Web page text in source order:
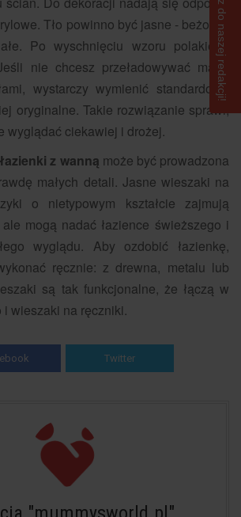
Tło powinno być jasne - beżowe,
Po wyschnięciu wzoru polakieruj
nie chcesz przeładowywać małej
wystarczy wymienić standardowe
oryginalne. Takie rozwiązanie sprawi,
wyglądać ciekawiej i drożej.
z wanną może być prowadzona
małych detali. Jasne wieszaki na
o nietypowym kształcie zajmują
mogą nadać łazience świeższego i
wyglądu. Aby ozdobić łazienkę,
ręcznie: z drewna, metalu lub
są tak funkcjonalne, że łączą w
i wieszaki na ręczniki.
Twitter
Napisz do naszej redakcji!